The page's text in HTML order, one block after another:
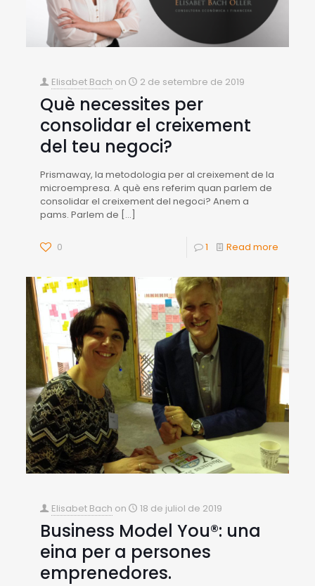
Elisabet Bach on 2 de setembre de 2019
Què necessites per
consolidar el creixement
del teu negoci?
Prismaway, la metodologia per al creixement de la
microempresa. A què ens referim quan parlem de
consolidar el creixement del negoci? Anem a
pams. Parlem de […]
0 1 Read more
Elisabet Bach on 18 de juliol de 2019
Business Model You®: una
eina per a persones
emprenedores.